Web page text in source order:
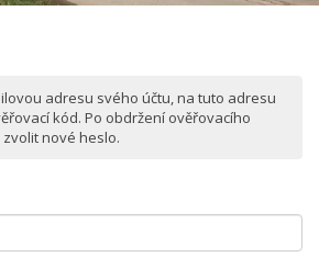
adresu svého účtu, na tuto adresu
kód. Po obdržení ověřovacího
nové heslo.